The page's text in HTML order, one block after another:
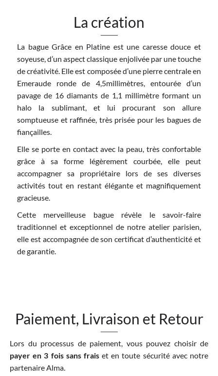
La création
La bague Grâce en Platine est une caresse douce et
soyeuse, d’un aspect classique enjolivée par une touche
de créativité. Elle est composée d’une pierre centrale en
Emeraude ronde de 4,5millimètres, entourée d’un
pavage de 16 diamants de 1,1 millimètre formant un
halo la sublimant, et lui procurant son allure
somptueuse et raffinée, très prisée pour les bagues de
fiançailles.
Elle se porte en contact avec la peau, très confortable
grâce à sa forme légèrement courbée, elle peut
accompagner sa propriétaire lors de ses diverses
activités tout en restant élégante et magnifiquement
gracieuse.
Cette merveilleuse bague révèle le savoir-faire
traditionnel et exceptionnel de notre atelier parisien,
elle est accompagnée de son certificat d’authenticité et
de garantie.
Paiement, Livraison et Retour
Lors du processus de paiement, vous pouvez choisir de
payer en 3 fois sans fraiset en toute sécurité avec notre
partenaire Alma.